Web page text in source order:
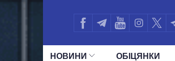
НОВИНИ ОБIЦЯНКИ